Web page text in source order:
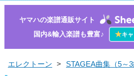
ヤマハの楽譜通販サイト
国内&輸入楽譜も豊富♪
★キ
エレクトーン > STAGEA曲集（5～3